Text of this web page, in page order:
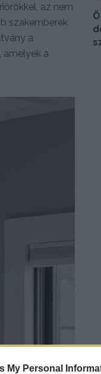
My Personal
az nem
szakemberek
a
amelyek a